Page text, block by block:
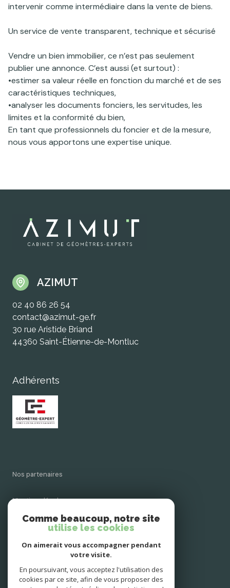
biens
intervenir comme intermédiaire dans la vente de biens.
Un service de vente transparent, technique et sécurisé
Vendre un bien immobilier, ce n’est pas seulement
publier une annonce. C’est aussi (et surtout) :
•estimer sa valeur réelle en fonction du marché et de ses
caractéristiques techniques,
•analyser les documents fonciers, les servitudes, les
limites et la conformité du bien,
En tant que professionnels du foncier et de la mesure,
nous vous apportons une expertise unique.
AZIMUT
02 40 86 26 54
contact@azimut-ge.fr
30 rue Aristide Briand
44360 Saint-Étienne-de-Montluc
Adhérents
nos partenaires
mentions légales
cookies
Comme beaucoup, notre site
utilise les cookies
On aimerait vous accompagner pendant
votre visite.
En poursuivant, vous acceptez l'utilisation des
cookies par ce site, afin de vous proposer des